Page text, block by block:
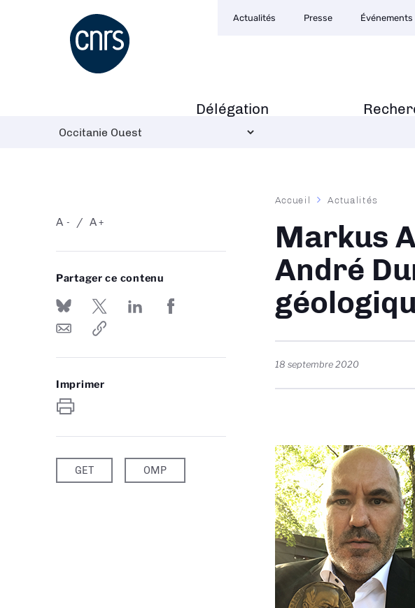
Navigation
principale
Délégation
secondaire
Actualités Presse Événements
-
A +
A
Partager ce contenu
Imprimer
GET OMP
Fil
Accueil Actualités
Markus
André
18 septembre 2020